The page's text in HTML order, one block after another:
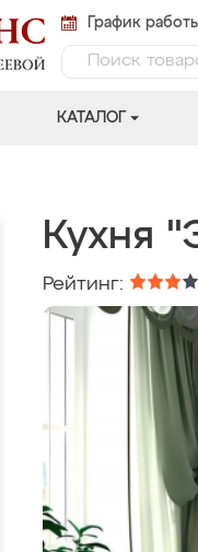
График
КАТАЛОГ
Кухня
Рейтинг: